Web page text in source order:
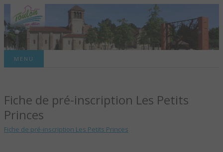
TOULON-SUR-
ALLIER – SITE
OFFICIEL DE LA
MENU
Fiche de pré-inscription Les Petits
Princes
Fiche de pré-inscription Les Petits Princes